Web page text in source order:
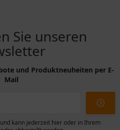
Sie unseren
und Produktneuheiten per E-
Mail
kann jederzeit hier oder in Ihrem